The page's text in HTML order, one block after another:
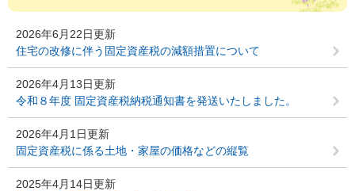
2026年6月22日更新
住宅の改修に伴う固定資産税の減額措置について
2026年4月13日更新
令和８年度 固定資産税納税通知書を発送いたしました。
2026年4月1日更新
固定資産税に係る土地・家屋の価格などの縦覧
2025年4月14日更新